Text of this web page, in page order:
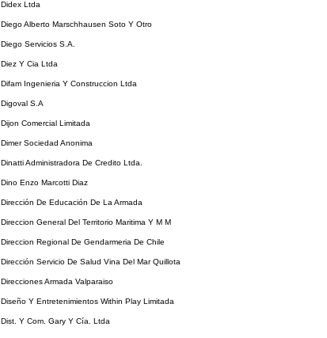
Didex Ltda
Diego Alberto Marschhausen Soto Y Otro
Diego Servicios S.A.
Diez Y Cia Ltda
Difam Ingenieria Y Construccion Ltda
Digoval S.A
Dijon Comercial Limitada
Dimer Sociedad Anonima
Dinatti Administradora De Credito Ltda.
Dino Enzo Marcotti Diaz
Dirección De Educación De La Armada
Direccion General Del Territorio Maritima Y M M
Direccion Regional De Gendarmeria De Chile
Dirección Servicio De Salud Vina Del Mar Quillota
Direcciones Armada Valparaiso
Diseño Y Entretenimientos Within Play Limitada
Dist. Y Com. Gary Y Cía. Ltda